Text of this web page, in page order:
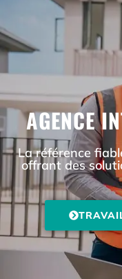
AGENCE
La référence
offrant des